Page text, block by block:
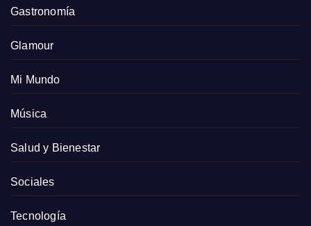
Gastronomía
Glamour
Mi Mundo
Música
Salud y Bienestar
Sociales
Tecnología